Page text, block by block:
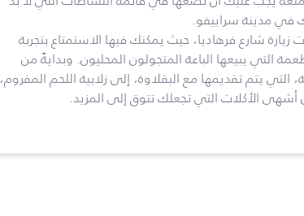
في مدينة سراييفو.
شارع فرهاديا، حيث يمكنك فيها الاستمتاع بتجربة
التي يبيعها الباعة المتجولون المحليون. وبدايةً من
التي يتم تقديمها مع البقلاوة، إلى زلابية اللحم المفروم،
أشهى الأكلات التي تجعلك تتوق إلى المزيد.